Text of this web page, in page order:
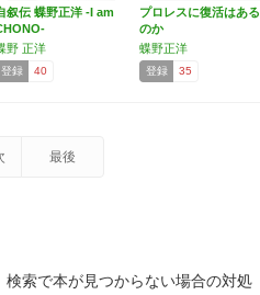
叙伝 蝶野正洋 -I am
野 正洋
登録 40
プロレスに復活はある
のか
蝶野正洋
登録 35
最後
索で本が見つからない場合の対処